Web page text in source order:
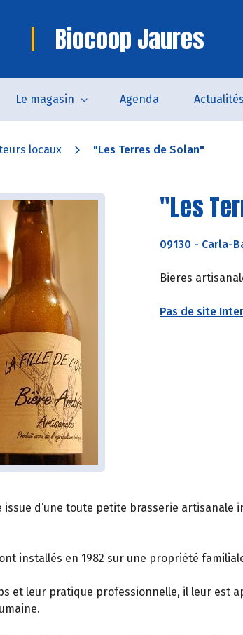
Biocoop Jaures
Le magasin Agenda Actualités
locaux "Les Terres de Solan"
"Les
09130 - Carla-
Bieres
Pas de site
issue d’une toute petite brasserie
installés en 1982 sur une propriété
et leur pratique professionnelle, il leur